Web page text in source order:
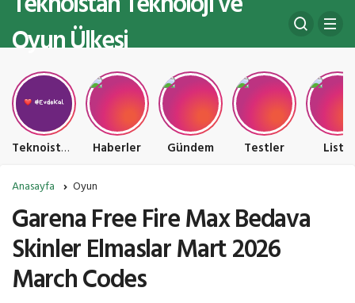
Oyun Ülkesi
Teknoistan Teknoloji ve Oyun Ülkesi Haberler Gündem Testler Liste
Anasayfa Oyun
Garena Free Fire Max Bedava
Skinler Elmaslar Mart 2026
March Codes